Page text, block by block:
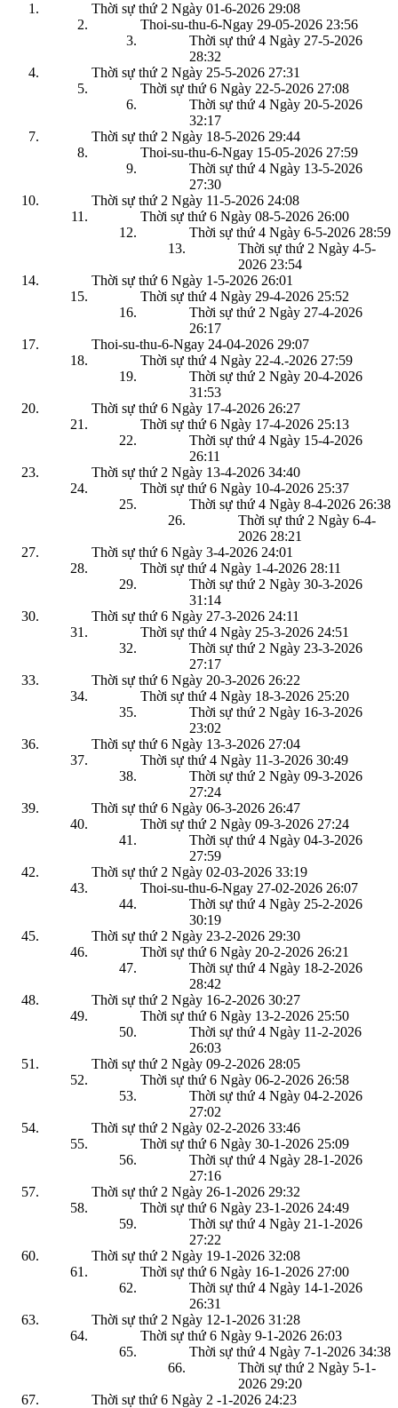
Thời sự thứ 2 Ngày 01-6-2026 29:08
Thoi-su-thu-6-Ngay 29-05-2026 23:56
Thời sự thứ 4 Ngày 27-5-2026
28:32
Thời sự thứ 2 Ngày 25-5-2026 27:31
Thời sự thứ 6 Ngày 22-5-2026 27:08
Thời sự thứ 4 Ngày 20-5-2026
32:17
Thời sự thứ 2 Ngày 18-5-2026 29:44
Thoi-su-thu-6-Ngay 15-05-2026 27:59
Thời sự thứ 4 Ngày 13-5-2026
27:30
Thời sự thứ 2 Ngày 11-5-2026 24:08
Thời sự thứ 6 Ngày 08-5-2026 26:00
Thời sự thứ 4 Ngày 6-5-2026 28:59
Thời sự thứ 2 Ngày 4-5-
2026 23:54
Thời sự thứ 6 Ngày 1-5-2026 26:01
Thời sự thứ 4 Ngày 29-4-2026 25:52
Thời sự thứ 2 Ngày 27-4-2026
26:17
Thoi-su-thu-6-Ngay 24-04-2026 29:07
Thời sự thứ 4 Ngày 22-4.-2026 27:59
Thời sự thứ 2 Ngày 20-4-2026
31:53
Thời sự thứ 6 Ngày 17-4-2026 26:27
Thời sự thứ 6 Ngày 17-4-2026 25:13
Thời sự thứ 4 Ngày 15-4-2026
26:11
Thời sự thứ 2 Ngày 13-4-2026 34:40
Thời sự thứ 6 Ngày 10-4-2026 25:37
Thời sự thứ 4 Ngày 8-4-2026 26:38
Thời sự thứ 2 Ngày 6-4-
2026 28:21
Thời sự thứ 6 Ngày 3-4-2026 24:01
Thời sự thứ 4 Ngày 1-4-2026 28:11
Thời sự thứ 2 Ngày 30-3-2026
31:14
Thời sự thứ 6 Ngày 27-3-2026 24:11
Thời sự thứ 4 Ngày 25-3-2026 24:51
Thời sự thứ 2 Ngày 23-3-2026
27:17
Thời sự thứ 6 Ngày 20-3-2026 26:22
Thời sự thứ 4 Ngày 18-3-2026 25:20
Thời sự thứ 2 Ngày 16-3-2026
23:02
Thời sự thứ 6 Ngày 13-3-2026 27:04
Thời sự thứ 4 Ngày 11-3-2026 30:49
Thời sự thứ 2 Ngày 09-3-2026
27:24
Thời sự thứ 6 Ngày 06-3-2026 26:47
Thời sự thứ 2 Ngày 09-3-2026 27:24
Thời sự thứ 4 Ngày 04-3-2026
27:59
Thời sự thứ 2 Ngày 02-03-2026 33:19
Thoi-su-thu-6-Ngay 27-02-2026 26:07
Thời sự thứ 4 Ngày 25-2-2026
30:19
Thời sự thứ 2 Ngày 23-2-2026 29:30
Thời sự thứ 6 Ngày 20-2-2026 26:21
Thời sự thứ 4 Ngày 18-2-2026
28:42
Thời sự thứ 2 Ngày 16-2-2026 30:27
Thời sự thứ 6 Ngày 13-2-2026 25:50
Thời sự thứ 4 Ngày 11-2-2026
26:03
Thời sự thứ 2 Ngày 09-2-2026 28:05
Thời sự thứ 6 Ngày 06-2-2026 26:58
Thời sự thứ 4 Ngày 04-2-2026
27:02
Thời sự thứ 2 Ngày 02-2-2026 33:46
Thời sự thứ 6 Ngày 30-1-2026 25:09
Thời sự thứ 4 Ngày 28-1-2026
27:16
Thời sự thứ 2 Ngày 26-1-2026 29:32
Thời sự thứ 6 Ngày 23-1-2026 24:49
Thời sự thứ 4 Ngày 21-1-2026
27:22
Thời sự thứ 2 Ngày 19-1-2026 32:08
Thời sự thứ 6 Ngày 16-1-2026 27:00
Thời sự thứ 4 Ngày 14-1-2026
26:31
Thời sự thứ 2 Ngày 12-1-2026 31:28
Thời sự thứ 6 Ngày 9-1-2026 26:03
Thời sự thứ 4 Ngày 7-1-2026 34:38
Thời sự thứ 2 Ngày 5-1-
2026 29:20
Thời sự thứ 6 Ngày 2 -1-2026 24:23